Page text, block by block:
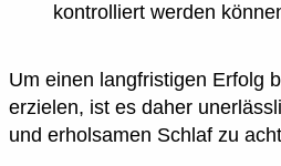
kontrolliert werden
Um einen langfristigen Erfolg
erzielen, ist es daher
und erholsamen Schlaf zu